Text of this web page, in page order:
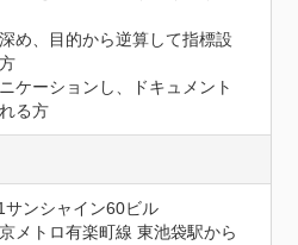
め、目的から逆算して指標設
ケーションし、ドキュメント
る方
ンシャイン60ビル
メトロ有楽町線 東池袋駅から